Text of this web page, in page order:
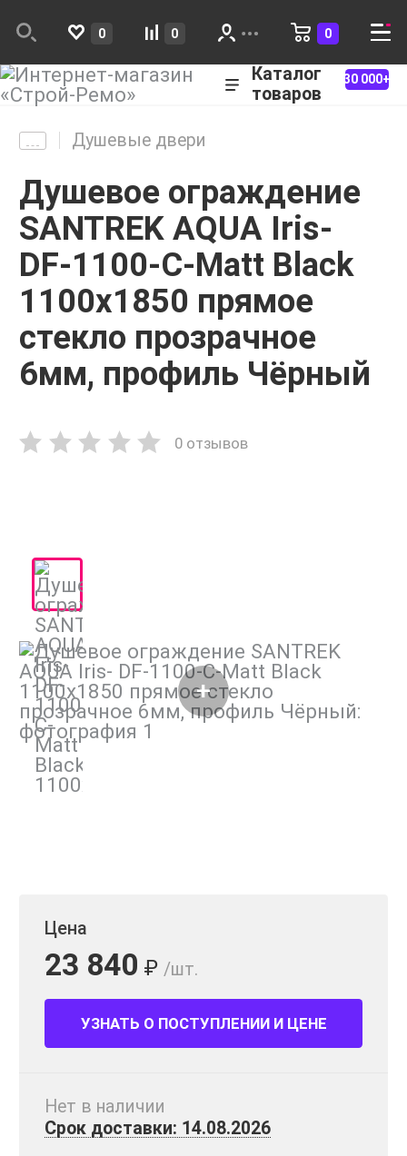
0 0 0
Каталог
товаров
30 000+
Душевые двери
Душевое ограждение
SANTREK AQUA Iris-
DF-1100-C-Matt Black
1100х1850 прямое
стекло прозрачное
6мм, профиль Чёрный
0 отзывов
Цена
23 840 ₽ /шт.
УЗНАТЬ О ПОСТУПЛЕНИИ И ЦЕНЕ
Нет в наличии
Срок доставки: 14.08.2026